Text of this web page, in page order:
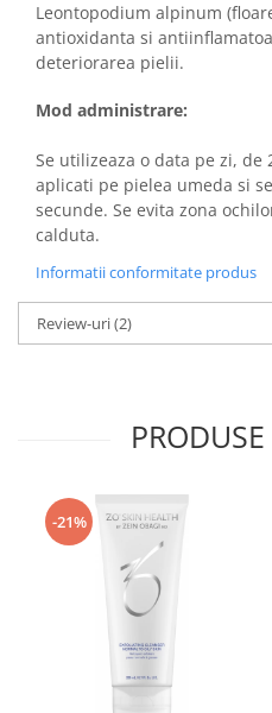
Leontopodium alpinum
antioxidanta si
deteriorarea pielii.
Mod administrare:
Se utilizeaza o data pe zi, de
aplicati pe pielea umeda si
secunde. Se evita zona
calduta.
Informatii conformitate produs
Review-uri(2)
-21%